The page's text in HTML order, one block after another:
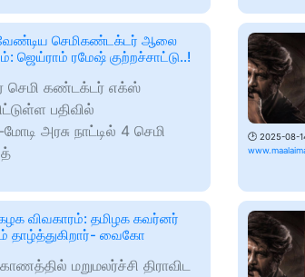
செமிகண்டக்டர் ஆலை
ஜெய்ராம் ரமேஷ் குற்றச்சாட்டு..!
செமி கண்டக்டர் எக்ஸ்
பதிவில்
மோடி அரசு நாட்டில் 4 செமி
🕑 2025-08-
விவகாரம்: தமிழக கவர்னர்
வைகோ
மறுமலர்ச்சி திராவிட